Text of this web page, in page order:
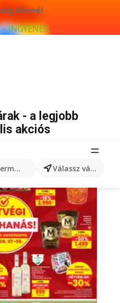
kéznél
INGYENES
keresése... Válassz várost
- a legjobb
akciós